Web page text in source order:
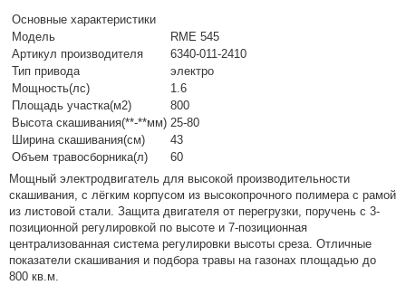
Подробнее
21 Апреля 2022
Преимущества
бытовых моек
высокого
давления с
электродвигателем
Подробнее
Бытовые и
профессиональные
мойки высокого
давления –
особенности
Основные характеристики
Модель
RME 545
Артикул производителя
6340-011-2410
Тип привода
электро
Мощность(лс)
1.6
Площадь участка(м2)
800
Высота скашивания(**-**мм) 25-80
Ширина скашивания(см)
43
Объем травосборника(л)
60
Мощный электродвигатель для высокой производительности
скашивания, с лёгким корпусом из высокопрочного полимера с рамой
из листовой стали. Защита двигателя от перегрузки, поручень с 3-
позиционной регулировкой по высоте и 7-позиционная
централизованная система регулировки высоты среза. Отличные
показатели скашивания и подбора травы на газонах площадью до
800 кв.м.